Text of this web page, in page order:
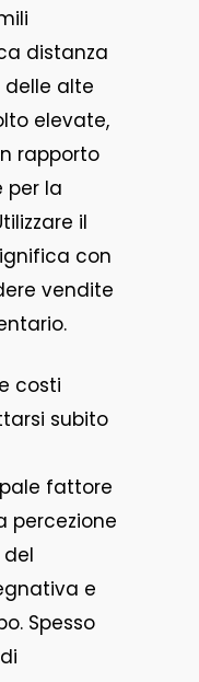
distanza
delle alte
elevate,
rapporto
per la
il
con
vendite
costi
subito
fattore
percezione
del
e
Spesso